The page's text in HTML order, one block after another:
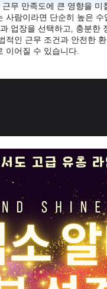
무 만족도에 큰 영향을 미
사람이라면 단순히 높은
업장을 선택하고, 충분한
적인 근무 조건과 안전한
이어질 수 있습니다.
서울유흥알바채용중
꿀업소알바 업
스웨디시알바